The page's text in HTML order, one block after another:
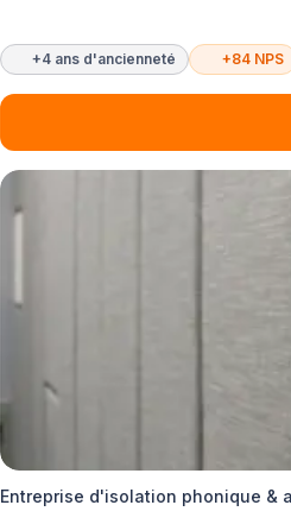
+4 ans d'ancienneté +84 NPS
Entreprise d'isolation phonique &